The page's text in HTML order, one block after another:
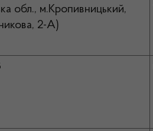
обл., м.Кропивницький,
2-А)